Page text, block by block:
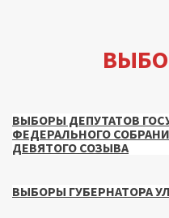
ВЫБОРЫ ДЕПУТАТОВ
ФЕДЕРАЛЬНОГО
ДЕВЯТОГО СОЗЫВА
ВЫБОРЫ ГУБЕРНАТОРА